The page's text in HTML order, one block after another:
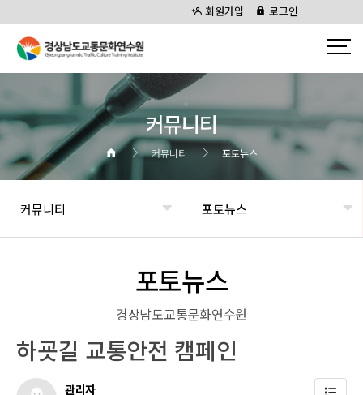
회원가입 로그인
커뮤니티
커뮤니티 포토뉴스
커뮤니티 포토뉴스
포토뉴스
경상남도교통문화연수원
하굣길 교통안전 캠페인
관리자